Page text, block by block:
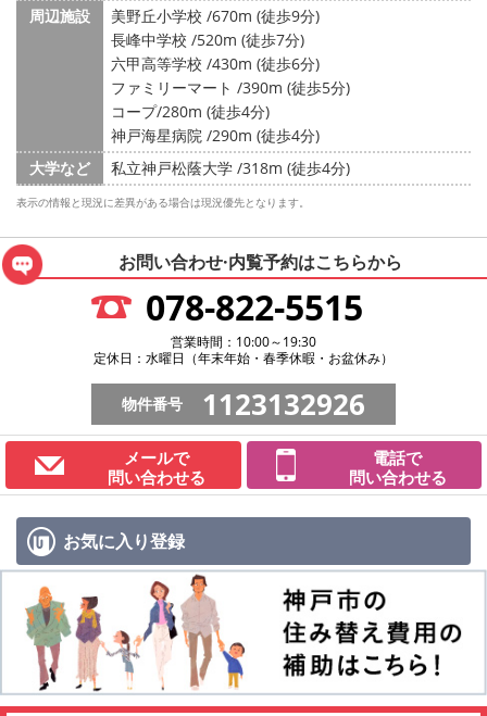
周辺施設
美野丘小学校 /670m (徒歩9分)
長峰中学校 /520m (徒歩7分)
六甲高等学校 /430m (徒歩6分)
ファミリーマート /390m (徒歩5分)
コープ/280m (徒歩4分)
神戸海星病院 /290m (徒歩4分)
大学など
私立神戸松蔭大学 /318m (徒歩4分)
表示の情報と現況に差異がある場合は現況優先となります。
お問い合わせ·内覧予約はこちらから
078-822-5515
営業時間：10:00～19:30
定休日：水曜日（年末年始・春季休暇・お盆休み）
物件番号 1123132926
メールで
問い合わせる
電話で
問い合わせる
お気に入り登録